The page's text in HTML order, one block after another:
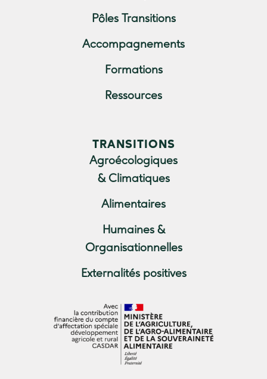
Pôles Transitions
Accompagnements
Formations
Ressources
TRANSITIONS
Agroécologiques
& Climatiques
Alimentaires
Humaines &
Organisationnelles
Externalités positives